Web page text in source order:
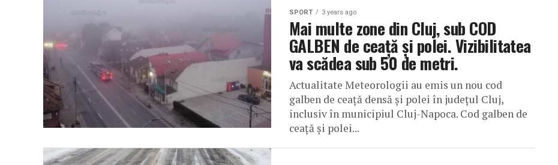
SPORT 3 years ago
Mai multe zone din Cluj, sub COD
GALBEN de ceață și polei. Vizibilitatea
va scădea sub 50 de metri.
Actualitate Meteorologii au emis un nou cod
galben de ceață densă și polei în județul Cluj,
inclusiv în municipiul Cluj-Napoca. Cod galben de
ceață și polei...